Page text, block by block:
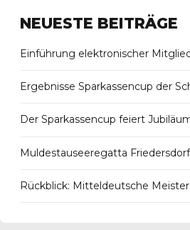
NEUESTE BEITRÄGE
Einführung elektronischer
Ergebnisse Sparkassencup der
Der Sparkassencup feiert
Muldestauseeregatta Friedersdorf
Rückblick: Mitteldeutsche